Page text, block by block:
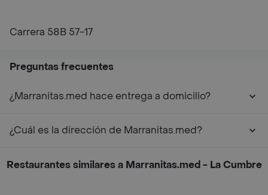
Carrera 58B 57-17
Preguntas frecuentes
¿Marranitas.med hace entrega a domicilio?
¿Cuál es la dirección de Marranitas.med?
Restaurantes similares a Marranitas.med - La Cumbre